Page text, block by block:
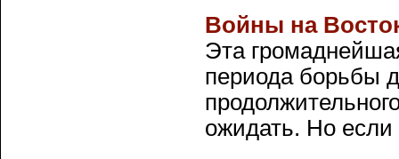
Войны на
Эта
периода борьбы
ожидать. Но если